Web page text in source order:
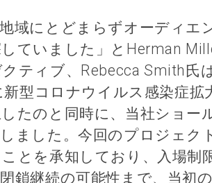
域にとどまらずオーディエ
ていました」とHerman
ティブ、Rebecca Smith氏
型コロナウイルス感染症拡
たのと同時に、当社ショー
ました。今回のプロジェク
とを承知しており、入場制
鎖継続の可能性まで、当初